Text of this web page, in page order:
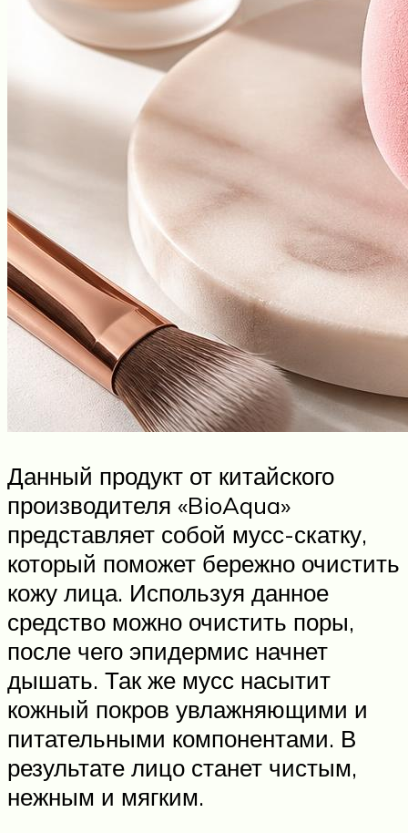
Данный продукт от китайского
производителя «BioAqua»
представляет собой мусс-скатку,
который поможет бережно очистить
кожу лица. Используя данное
средство можно очистить поры,
после чего эпидермис начнет
дышать. Так же мусс насытит
кожный покров увлажняющими и
питательными компонентами. В
результате лицо станет чистым,
нежным и мягким.